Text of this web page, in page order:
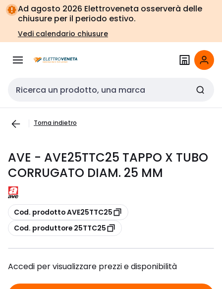
Vai alla
navigazione
Vai
alla
pagina
Ad agosto 2026 Elettroveneta osserverà delle
chiusure per il periodo estivo.
Vedi calendario chiusure
Cerca input
Torna indietro
AVE - AVE25TTC25 TAPPO X TUBO
CORRUGATO DIAM. 25 MM
copia
Cod. prodotto AVE25TTC25
copia
Cod. produttore 25TTC25
Accedi per visualizzare prezzi e disponibilità